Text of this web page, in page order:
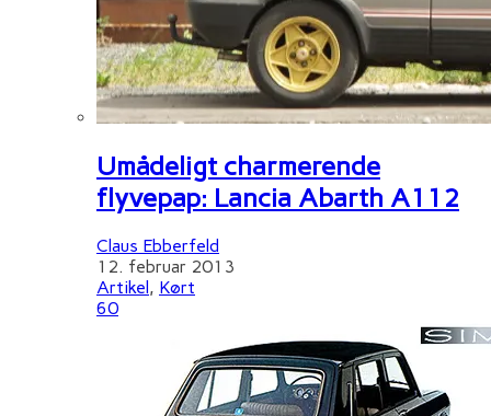
Umådeligt charmerende
flyvepap: Lancia Abarth A112
Claus Ebberfeld
12. februar 2013
Artikel, Kørt
60